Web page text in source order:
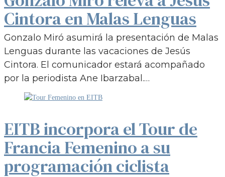
Cintora en Malas Lenguas
Gonzalo Miró asumirá la presentación de Malas
Lenguas durante las vacaciones de Jesús
Cintora. El comunicador estará acompañado
por la periodista Ane Ibarzabal.…
EITB incorpora el Tour de
Francia Femenino a su
programación ciclista